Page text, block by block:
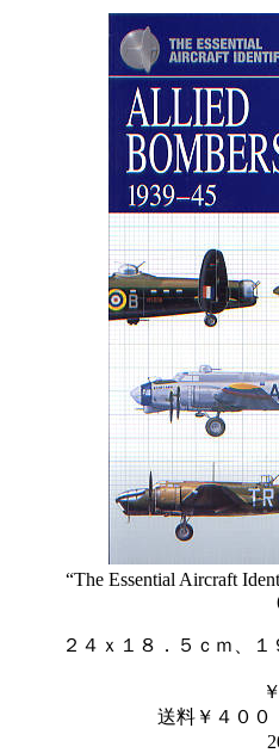
“The Essential Aircraft
２４ｘ１８．５ｃｍ、
送料￥４００